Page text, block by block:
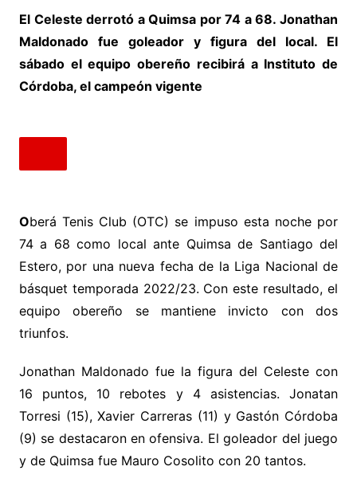
El Celeste derrotó a Quimsa por 74 a 68. Jonathan
Maldonado fue goleador y figura del local. El
sábado el equipo obereño recibirá a Instituto de
Córdoba, el campeón vigente
Oberá Tenis Club (OTC) se impuso esta noche por
74 a 68 como local ante Quimsa de Santiago del
Estero, por una nueva fecha de la Liga Nacional de
básquet temporada 2022/23. Con este resultado, el
equipo obereño se mantiene invicto con dos
triunfos.
Jonathan Maldonado fue la figura del Celeste con
16 puntos, 10 rebotes y 4 asistencias. Jonatan
Torresi (15), Xavier Carreras (11) y Gastón Córdoba
(9) se destacaron en ofensiva. El goleador del juego
y de Quimsa fue Mauro Cosolito con 20 tantos.